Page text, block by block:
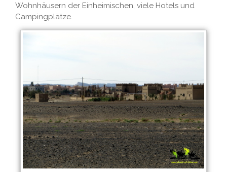
Wohnhäusern der Einheimischen, viele Hotels und
Campingplätze.